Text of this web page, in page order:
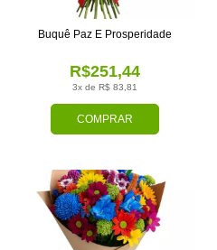
COMPRAR
3x de R$ 83,81
R$251,44
Buquê Paz E Prosperidade